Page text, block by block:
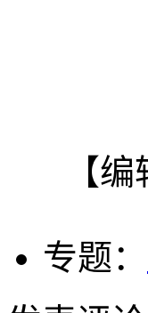
【
专题：